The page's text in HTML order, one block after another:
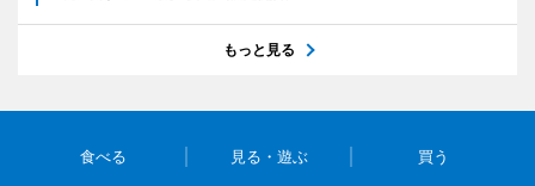
もっと見る
食べる 見る・遊ぶ 買う